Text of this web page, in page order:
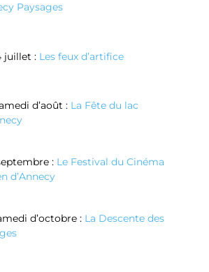
Paysages
juillet : Les feux d’artifice
d’août : La Fête du lac
: Le Festival du Cinéma
d’Annecy
d’octobre : La Descente des